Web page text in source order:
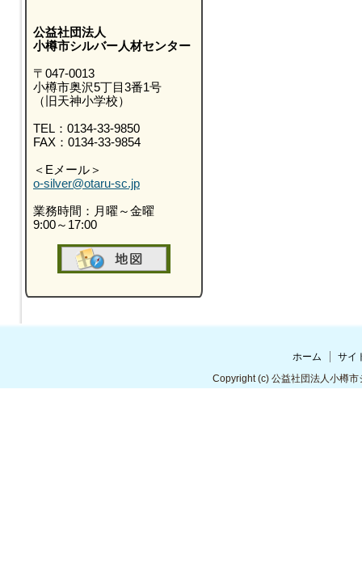
公益社団法人
小樽市シルバー人材センター
〒047-0013
小樽市奥沢5丁目3番1号
（旧天神小学校）
TEL：0134-33-9850
FAX：0134-33-9854
＜Eメール＞
o-silver@otaru-sc.jp
業務時間：月曜～金曜
9:00～17:00
ホーム
サイ
Copyright(c) 公益社団法人小樽市